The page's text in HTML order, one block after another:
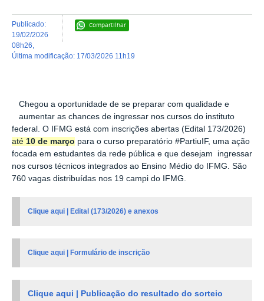
Compartilhar
publicado:
19/02/2026
08h26
última modificação: 17/03/2026 11h19
Chegou a oportunidade de se preparar com qualidade e
aumentar as chances de ingressar nos cursos do instituto
federal. O IFMG está com inscrições abertas (Edital 173/2026)
até 10 de março para o curso preparatório #PartiuIF, uma ação
focada em estudantes da rede pública e que desejam ingressar
nos cursos técnicos integrados ao Ensino Médio do IFMG. São
760 vagas distribuídas nos 19 campi do IFMG.
Clique aqui | Edital (173/2026) e anexos
Clique aqui | Formulário de inscrição
Clique aqui | Publicação do resultado do sorteio